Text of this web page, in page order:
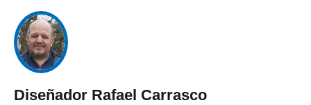
Diseñador Rafael Carrasco